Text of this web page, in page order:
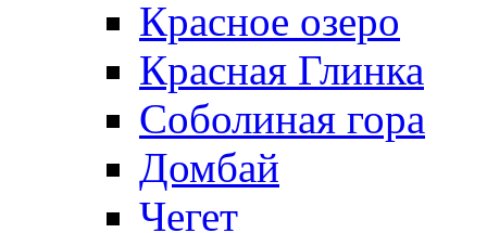
Красное озеро
Красная Глинка
Соболиная гора
Домбай
Чегет